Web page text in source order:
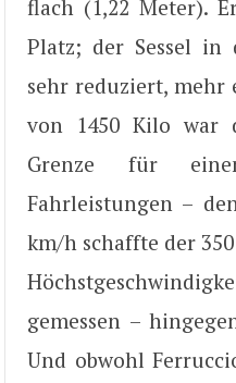
flach (1,22 Meter).
Platz; der Sessel in
sehr reduziert, mehr
von 1450 Kilo war
Grenze für
Fahrleistungen –
km/h schaffte der
gemessen –
Und obwohl